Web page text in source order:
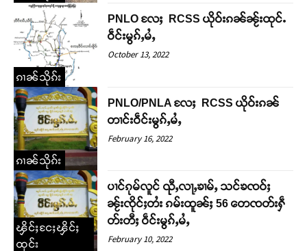
ၵၢၼ်သိုၵ်း
PNLO လႄႈ RCSS ယိုဝ်းၵၼ်ၼႂ်းထုင်ႉ
ဝဵင်းမွၵ်ႇမႆႇ
October 13, 2022
ၵၢၼ်သိုၵ်း
PNLO/PNLA လႄႈ RCSS ယိုဝ်းၵၼ်
တၢင်းဝဵင်းမွၵ်ႇမႆႇ
February 16, 2022
ၾိင်ႈငႄႈၾိင်ႈ
ထုင်း
ပၢင်ၵုမ်လူင် ၺီႇလႃႇၶၢမ်ႇ သင်ၶၸဝ်ႈ
ၼႂ်းၸိုင်ႈတႆး ၵမ်းထူၼ်ႈ 56 တေၸတ်းႁဵ
တ်းတီႈ ဝဵင်းမွၵ်ႇမႆႇ
February 10, 2022